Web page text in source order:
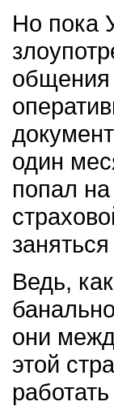
Но пока
общения
один
попал
Ведь,
они
этой